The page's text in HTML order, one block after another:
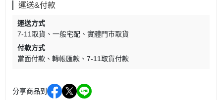
運送&付款
運送方式
7-11取貨
一般宅配
實體門市取貨
付款方式
當面付款
轉帳匯款 7-11取貨付款
分享商品到